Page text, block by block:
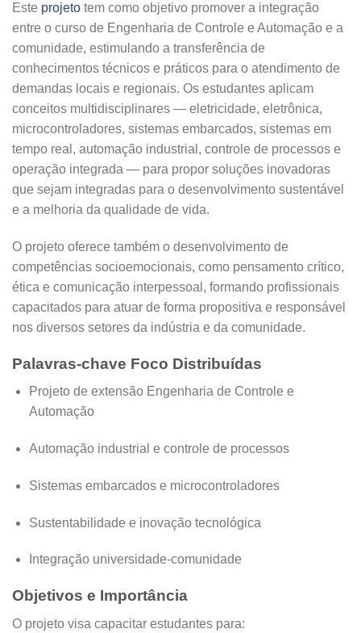
Este projeto tem como objetivo promover a integração
entre o curso de Engenharia de Controle e Automação e a
comunidade, estimulando a transferência de
conhecimentos técnicos e práticos para o atendimento de
demandas locais e regionais. Os estudantes aplicam
conceitos multidisciplinares — eletricidade, eletrônica,
microcontroladores, sistemas embarcados, sistemas em
tempo real, automação industrial, controle de processos e
operação integrada — para propor soluções inovadoras
que sejam integradas para o desenvolvimento sustentável
e a melhoria da qualidade de vida.
O projeto oferece também o desenvolvimento de
competências socioemocionais, como pensamento crítico,
ética e comunicação interpessoal, formando profissionais
capacitados para atuar de forma propositiva e responsável
nos diversos setores da indústria e da comunidade.
Palavras-chave Foco Distribuídas
Projeto de extensão Engenharia de Controle e
Automação
Automação industrial e controle de processos
Sistemas embarcados e microcontroladores
Sustentabilidade e inovação tecnológica
Integração universidade-comunidade
Objetivos e Importância
O projeto visa capacitar estudantes para: